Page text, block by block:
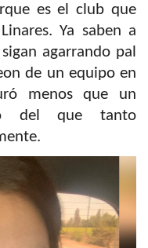
es el club que
Ya saben a
agarrando pal
de un equipo en
menos que un
del que tanto